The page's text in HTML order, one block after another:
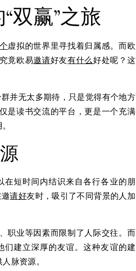
双赢”之旅
虚拟的世界里寻找着归属感。而欧
竟欧易邀请好友有什么好处呢？这
并无太多期待，只是觉得有个地方
是读书交流的平台，更是一个充满
短时间内结识来自各行各业的朋
邀请好友时，吸引了不同背景的人加
职业等因素而限制了人际交往。而
建立深厚的友谊。这种友谊的建
脉资源。